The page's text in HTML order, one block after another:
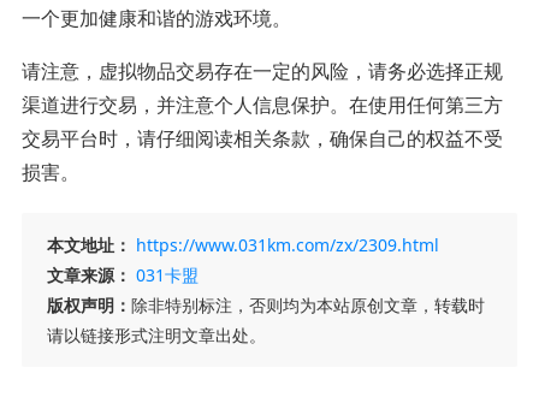
一个更加健康和谐的游戏环境。
请注意，虚拟物品交易存在一定的风险，请务必选择正规
渠道进行交易，并注意个人信息保护。在使用任何第三方
交易平台时，请仔细阅读相关条款，确保自己的权益不受
损害。
本文地址： https://www.031km.com/zx/2309.html
文章来源： 031卡盟
版权声明： 除非特别标注，否则均为本站原创文章，转载时
请以链接形式注明文章出处。